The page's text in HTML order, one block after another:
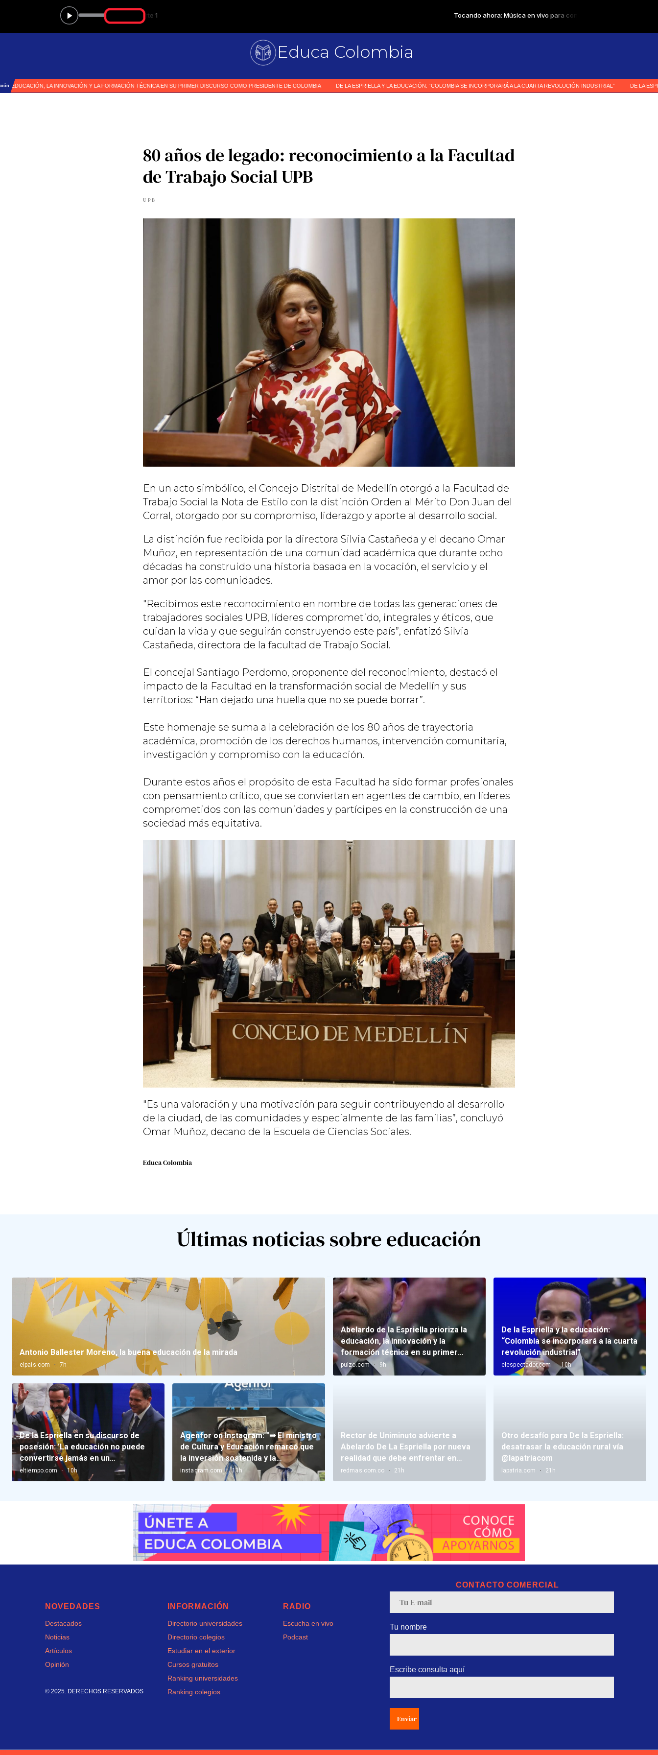
Educa Colombia
80 años de legado: reconocimiento a la Facultad
de Trabajo Social UPB
UPB
En un acto simbólico, el Concejo Distrital de Medellín otorgó a la Facultad de
Trabajo Social la Nota de Estilo con la distinción Orden al Mérito Don Juan del
Corral, otorgado por su compromiso, liderazgo y aporte al desarrollo social.
La distinción fue recibida por la directora Silvia Castañeda y el decano Omar
Muñoz, en representación de una comunidad académica que durante ocho
décadas ha construido una historia basada en la vocación, el servicio y el
amor por las comunidades.
"Recibimos este reconocimiento en nombre de todas las generaciones de
trabajadores sociales UPB, líderes comprometido, integrales y éticos, que
cuidan la vida y que seguirán construyendo este país”, enfatizó Silvia
Castañeda, directora de la facultad de Trabajo Social.
El concejal Santiago Perdomo, proponente del reconocimiento, destacó el
impacto de la Facultad en la transformación social de Medellín y sus
territorios: “Han dejado una huella que no se puede borrar”.
Este homenaje se suma a la celebración de los 80 años de trayectoria
académica, promoción de los derechos humanos, intervención comunitaria,
investigación y compromiso con la educación.
Durante estos años el propósito de esta Facultad ha sido formar profesionales
con pensamiento crítico, que se conviertan en agentes de cambio, en líderes
comprometidos con las comunidades y partícipes en la construcción de una
sociedad más equitativa.
"Es una valoración y una motivación para seguir contribuyendo al desarrollo
de la ciudad, de las comunidades y especialmente de las familias”, concluyó
Omar Muñoz, decano de la Escuela de Ciencias Sociales.
Educa Colombia
Últimas noticias sobre educación
NOVEDADES
Destacados
Noticias
Artículos
Opinión
INFORMACIÓN
Directorio universidades
Directorio colegios
Estudiar en el exterior
Cursos gratuitos
Ranking universidades
Ranking colegios
RADIO
Escucha en vivo
Podcast
© 2025. DERECHOS RESERVADOS
Tu nombre
Escribe consulta aquí
Enviar
CONTACTO COMERCIAL